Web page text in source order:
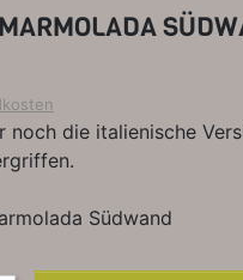
T-SHIRTS,
noch die italienische
Südwand